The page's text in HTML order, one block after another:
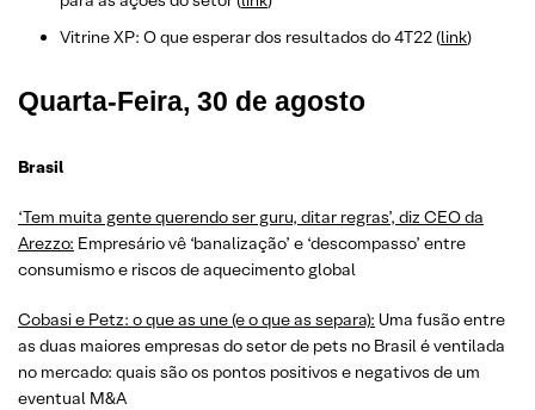
Vitrine XP: O que esperar dos resultados do 4T22 (link)
Quarta-Feira, 30 de agosto
Brasil
‘Tem muita gente querendo ser guru, ditar regras’, diz CEO da
Arezzo: Empresário vê ‘banalização’ e ‘descompasso’ entre
consumismo e riscos de aquecimento global
Cobasi e Petz: o que as une (e o que as separa): Uma fusão entre
as duas maiores empresas do setor de pets no Brasil é ventilada
no mercado: quais são os pontos positivos e negativos de um
eventual M&A